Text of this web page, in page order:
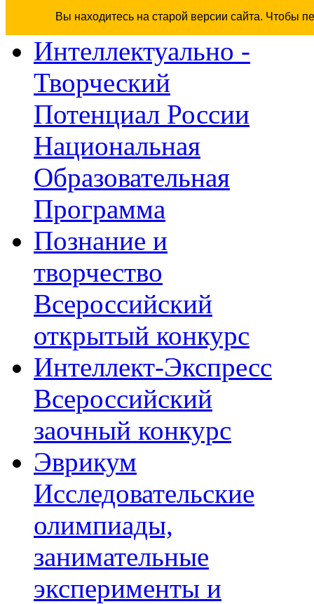
Вы находитесь на старой версии сайта. Чтобы
Интеллектуально -
Творческий
Потенциал России
Национальная
Образовательная
Программа
Познание и
творчество
Всероссийский
открытый конкурс
Интеллект-Экспресс
Всероссийский
заочный конкурс
Эврикум
Исследовательские
олимпиады,
занимательные
эксперименты и